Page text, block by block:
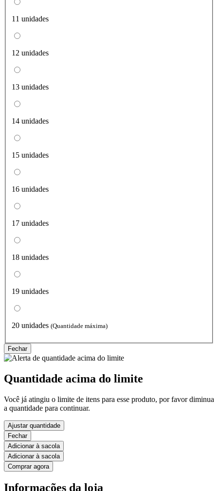
11 unidades
12 unidades
13 unidades
14 unidades
15 unidades
16 unidades
17 unidades
18 unidades
19 unidades
20 unidades (Quantidade máxima)
Fechar
Quantidade acima do limite
Você já atingiu o limite de itens para esse produto, por favor diminua
a quantidade para continuar.
Ajustar quantidade
Fechar
Adicionar à sacola
Adicionar à sacola
Comprar agora
Informações da loja